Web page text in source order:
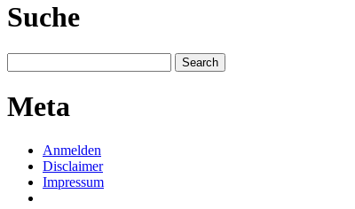
Suche
Meta
Anmelden
Disclaimer
Impressum